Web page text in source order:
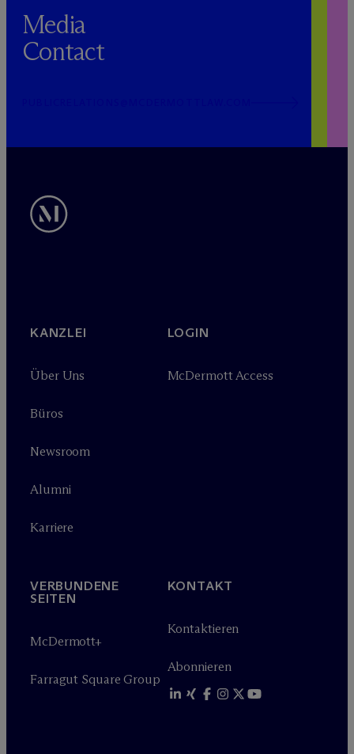
Media
Contact
KANZLEI
Über Uns
Büros
Newsroom
Alumni
Karriere
LOGIN
McDermott Access
VERBUNDENE
SEITEN
McDermott+
Farragut Square Group
KONTAKT
Kontaktieren
Abonnieren